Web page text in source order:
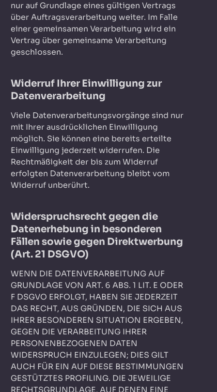
nur auf Grundlage eines gültigen Vertrags
über Auftragsverarbeitung weiter. Im Falle
einer gemeinsamen Verarbeitung wird ein
Vertrag über gemeinsame Verarbeitung
geschlossen.
Widerruf Ihrer Einwilligung zur
Datenverarbeitung
Viele Datenverarbeitungsvorgänge sind nur
mit Ihrer ausdrücklichen Einwilligung
möglich. Sie können eine bereits erteilte
Einwilligung jederzeit widerrufen. Die
Rechtmäßigkeit der bis zum Widerruf
erfolgten Datenverarbeitung bleibt vom
Widerruf unberührt.
Widerspruchsrecht gegen die
Datenerhebung in besonderen
Fällen sowie gegen Direktwerbung
(Art. 21 DSGVO)
WENN DIE DATENVERARBEITUNG AUF
GRUNDLAGE VON ART. 6 ABS. 1 LIT. E ODER
F DSGVO ERFOLGT, HABEN SIE JEDERZEIT
DAS RECHT, AUS GRÜNDEN, DIE SICH AUS
IHRER BESONDEREN SITUATION ERGEBEN,
GEGEN DIE VERARBEITUNG IHRER
PERSONENBEZOGENEN DATEN
WIDERSPRUCH EINZULEGEN; DIES GILT
AUCH FÜR EIN AUF DIESE BESTIMMUNGEN
GESTÜTZTES PROFILING. DIE JEWEILIGE
RECHTSGRUNDLAGE, AUF DENEN EINE